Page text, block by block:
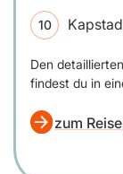
Den
findest du in
zum